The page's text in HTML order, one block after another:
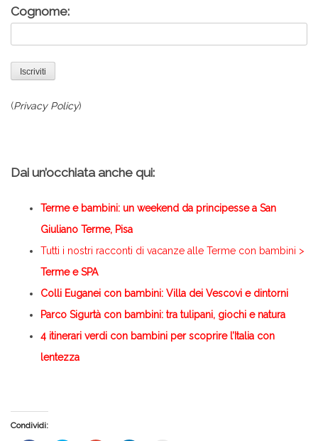
Cognome:
(Privacy Policy)
Dai un’occhiata anche qui:
Terme e bambini: un weekend da principesse a San
Giuliano Terme, Pisa
Tutti i nostri racconti di vacanze alle Terme con bambini >
Terme e SPA
Colli Euganei con bambini: Villa dei Vescovi e dintorni
Parco Sigurtà con bambini: tra tulipani, giochi e natura
4 itinerari verdi con bambini per scoprire l’Italia con
lentezza
Condividi: